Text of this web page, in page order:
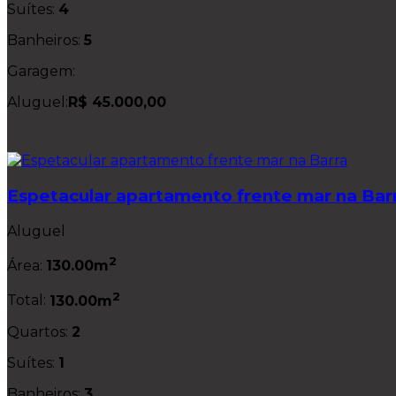
Suítes: 4
Banheiros: 5
Garagem:
Aluguel:R$ 45.000,00
Espetacular apartamento frente mar na
Aluguel
Área: 130.00m2
Total: 130.00m2
Quartos: 2
Suítes: 1